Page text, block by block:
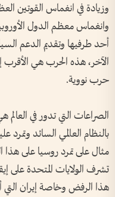
وزيادة في انغماس القوتين
وانغماس معظم الدول
أحد طرفيها وتقديم الدعم
الآخر، هذه الحرب هي الأقرب
حرب نووية.
الصراعات التي تدور في
بالنظام العالمي السائد وتمرد
مثال على تمرد روسيا على هذا
تشرف الولايات المتحدة على
هذا الرفض وخاصة إيران